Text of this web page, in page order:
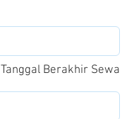
Tanggal Berakhir Sewa